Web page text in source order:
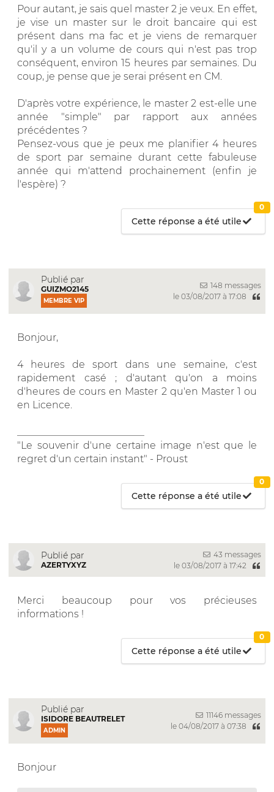
Pour autant, je sais quel master 2 je veux. En effet,
je vise un master sur le droit bancaire qui est
présent dans ma fac et je viens de remarquer
qu'il y a un volume de cours qui n'est pas trop
conséquent, environ 15 heures par semaines. Du
coup, je pense que je serai présent en CM.
D'après votre expérience, le master 2 est-elle une
année "simple" par rapport aux années
précédentes ?
Pensez-vous que je peux me planifier 4 heures
de sport par semaine durant cette fabuleuse
année qui m'attend prochainement (enfin je
l'espère) ?
Cette réponse a été utile
0
Publié par
GUIZMO2145
MEMBRE VIP
148 messages
le 03/08/2017 à 17:08
Bonjour,
4 heures de sport dans une semaine, c'est
rapidement casé ; d'autant qu'on a moins
d'heures de cours en Master 2 qu'en Master 1 ou
en Licence.
"Le souvenir d'une certaine image n'est que le
regret d'un certain instant" - Proust
Cette réponse a été utile
0
Publié par
AZERTYXYZ
43 messages
le 03/08/2017 à 17:42
Merci beaucoup pour vos précieuses
informations !
Cette réponse a été utile
0
Publié par
ISIDORE BEAUTRELET
ADMIN
11146 messages
le 04/08/2017 à 07:38
Bonjour